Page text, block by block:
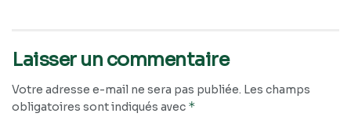
Laisser un commentaire
Votre adresse e-mail ne sera pas publiée. Les champs
obligatoires sont indiqués avec *